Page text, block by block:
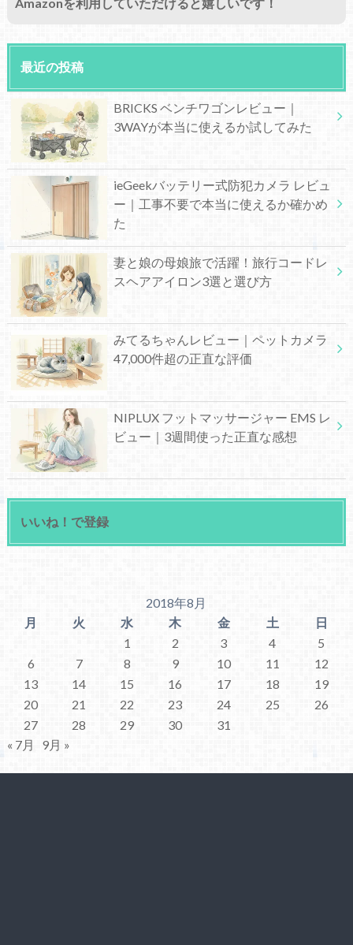
最近の投稿
BRICKS ベンチワゴンレビュー｜
3WAYが本当に使えるか試してみた
ieGeekバッテリー式防犯カメラ レビュ
ー｜工事不要で本当に使えるか確かめ
た
妻と娘の母娘旅で活躍！旅行コードレ
スヘアアイロン3選と選び方
みてるちゃんレビュー｜ペットカメラ
47,000件超の正直な評価
NIPLUX フットマッサージャー EMS レ
ビュー｜3週間使った正直な感想
いいね！で登録
2018年8月
月
火 水 木 金 土
日
1
2 3 4
5
6
7 8 9 10 11
12
13
14 15 16 17 18
19
20
21 22 23 24 25
26
27
28 29 30
31
« 7月
9月 »